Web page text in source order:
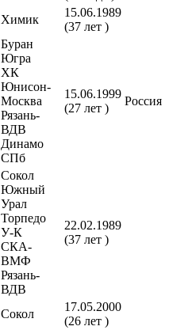
Химик
15.06.1989
(37 лет )
Буран
Югра
ХК
Юнисон-
Москва
Рязань-
ВДВ
Динамо
СПб
15.06.1999
(27 лет )
Россия
Сокол
Южный
Урал
Торпедо
У-К
СКА-
ВМФ
Рязань-
ВДВ
22.02.1989
(37 лет )
Сокол
17.05.2000
(26 лет )